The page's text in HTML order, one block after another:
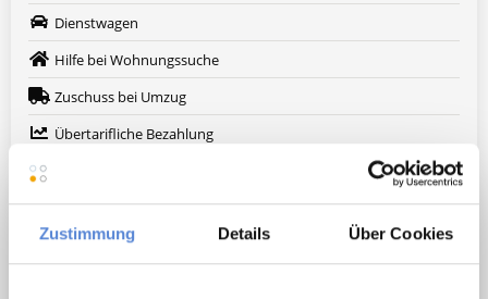
Zustimmung Details Über Cookies
Dienstwagen
Hilfe bei Wohnungssuche
Zuschuss bei Umzug
Übertarifliche Bezahlung
Treuer Patientenstamm
Nachfolger gesucht